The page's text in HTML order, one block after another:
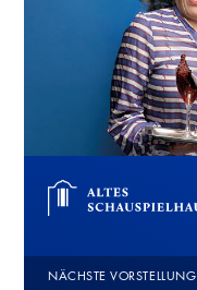
NÄCHSTE VORSTELLUNG